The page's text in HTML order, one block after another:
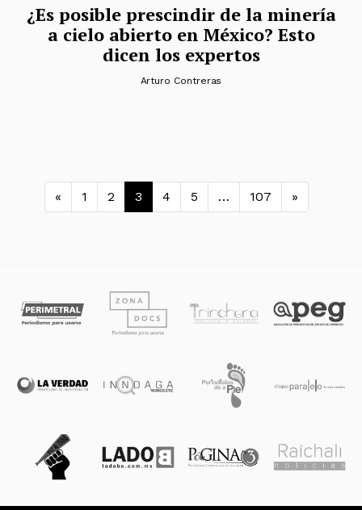
¿Es posible prescindir de la minería
a cielo abierto en México? Esto
dicen los expertos
Arturo Contreras
Navegación de entradas
« 1 2 3 4 5 … 107 »